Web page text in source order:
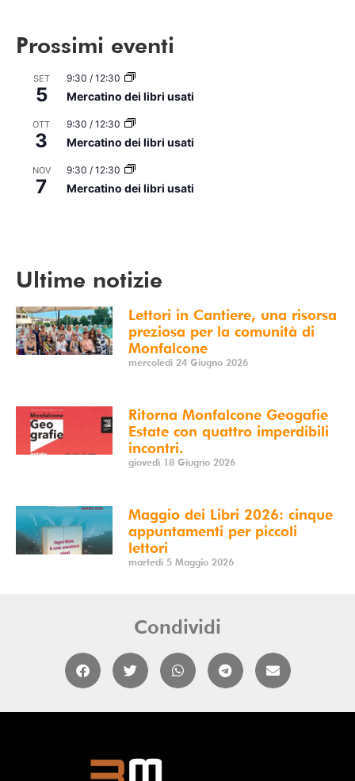
Prossimi eventi
SET
5
9:30 / 12:30
Mercatino dei libri usati
OTT
3
9:30 / 12:30
Mercatino dei libri usati
NOV
7
9:30 / 12:30
Mercatino dei libri usati
Ultime notizie
Lettori in Cantiere, una risorsa
preziosa per la comunità di
Monfalcone
mercoledì 24 Giugno 2026
Ritorna Monfalcone Geogafie
Estate con quattro imperdibili
incontri.
giovedì 18 Giugno 2026
Maggio dei Libri 2026: cinque
appuntamenti per piccoli
lettori
martedì 5 Maggio 2026
Condividi